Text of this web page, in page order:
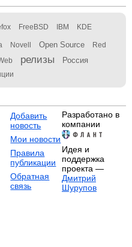
FreeBSD IBM KDE
Novell Open Source Red
релизы Россия
Добавить
новость
Мои новости
Правила
публикации
Обратная
связь
Разработано в
компании
Идея и
поддержка
проекта —
Дмитрий
Шурупов